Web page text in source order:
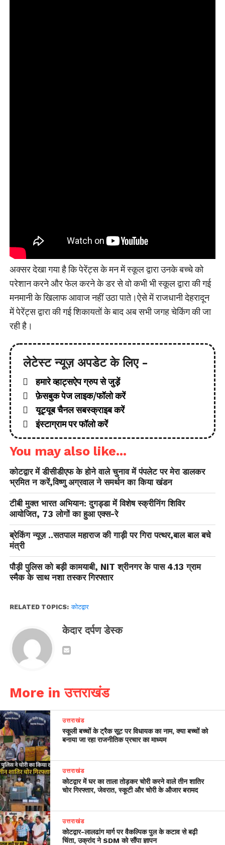
अक्सर देखा गया है कि पेरेंट्स के मन में स्कूल द्वारा उनके बच्चे को
परेशान करने और फेल करने के डर से वो कभी भी स्कूल द्वारा की गई
मनमानी के खिलाफ आवाज नहीं उठा पाते।ऐसे में राजधानी देहरादून
में पेरेंट्स द्वारा की गई शिकायतों के बाद अब सभी जगह चेकिंग की जा
रही है।
लेटेस्ट न्यूज़ अपडेट के लिए -
हमारे व्हाट्सऐप ग्रुप से जुड़ें
फ़ेसबुक पेज लाइक/फॉलो करें
यूट्यूब चैनल सबस्क्राइब करें
इंस्टाग्राम पर फॉलो करें
You may also like...
कोटद्वार में डीसीडीएफ के होने वाले चुनाव में पंपलेट पर मेरा डालकर
भ्रमित न करें,विष्णु अग्रवाल ने समर्थन का किया खंडन
टीबी मुक्त भारत अभियान: दुगड्डा में विशेष स्क्रीनिंग शिविर
आयोजित, 73 लोगों का हुआ एक्स-रे
ब्रेकिंग न्यूज़ ..सतपाल महाराज की गाड़ी पर गिरा पत्थर,बाल बाल बचे
मंत्री
पौड़ी पुलिस को बड़ी कामयाबी, NIT श्रीनगर के पास 4.13 ग्राम
स्मैक के साथ नशा तस्कर गिरफ्तार
RELATED TOPICS: कोटद्वार
केदार दर्पण डेस्क
More in उत्तराखंड
उत्तराखंड
स्कूली बच्चों के ट्रैक सूट पर विधायक का नाम, क्या बच्चों को
बनाया जा रहा राजनीतिक प्रचार का माध्यम
उत्तराखंड
कोटद्वार में घर का ताला तोड़कर चोरी करने वाले तीन शातिर
चोर गिरफ्तार, जेवरात, स्कूटी और चोरी के औजार बरामद
उत्तराखंड
​कोटद्वार-लालढांग मार्ग पर वैकल्पिक पुल के कटाव से बढ़ी
चिंता, उक्रांद ने SDM को सौंपा ज्ञापन